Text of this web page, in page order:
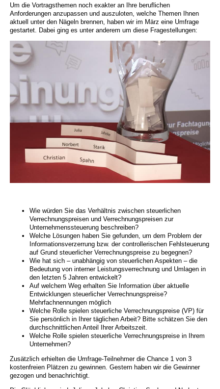
Um die Vortragsthemen noch exakter an Ihre beruflichen
Anforderungen anzupassen und auszuloten, welche Themen Ihnen
aktuell unter den Nägeln brennen, haben wir im März eine Umfrage
gestartet. Dabei ging es unter anderem um diese Fragestellungen:
Wie würden Sie das Verhältnis zwischen steuerlichen
Verrechnungspreisen und Verrechnungspreisen zur
Unternehmenssteuerung beschreiben?
Welche Lösungen haben Sie gefunden, um dem Problem der
Informationsverzerrung bzw. der controllerischen Fehlsteuerung
auf Grund steuerlicher Verrechnungspreise zu begegnen?
Wie hat sich – unabhängig von steuerlichen Aspekten – die
Bedeutung von interner Leistungsverrechnung und Umlagen in
den letzten 5 Jahren entwickelt?
Auf welchem Weg erhalten Sie Information über aktuelle
Entwicklungen steuerlicher Verrechnungspreise?
Mehrfachnennungen möglich
Welche Rolle spielen steuerliche Verrechnungspreise (VP) für
Sie persönlich in Ihrer täglichen Arbeit? Bitte schätzen Sie den
durchschnittlichen Anteil Ihrer Arbeitszeit.
Welche Rolle spielen steuerliche Verrechnungspreise in Ihrem
Unternehmen?
Zusätzlich erhielten die Umfrage-Teilnehmer die Chance 1 von 3
kostenfreien Plätzen zu gewinnen. Gestern haben wir die Gewinner
gezogen und benachrichtigt.